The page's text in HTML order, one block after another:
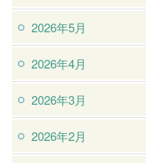
2026年5月
2026年4月
2026年3月
2026年2月